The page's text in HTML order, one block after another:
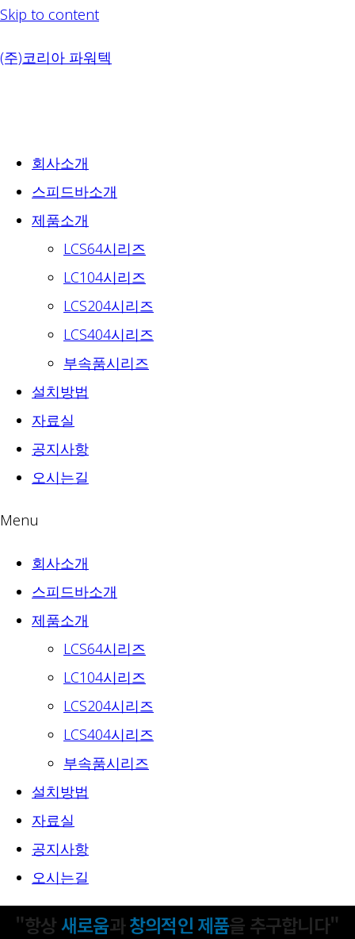
Skip to content
(주)코리아 파워텍
회사소개
스피드바소개
제품소개
LCS64시리즈
LC104시리즈
LCS204시리즈
LCS404시리즈
부속품시리즈
설치방법
자료실
공지사항
오시는길
Menu
회사소개
스피드바소개
제품소개
LCS64시리즈
LC104시리즈
LCS204시리즈
LCS404시리즈
부속품시리즈
설치방법
자료실
공지사항
오시는길
"항상새로움과창의적인 제품을 추구합니다"